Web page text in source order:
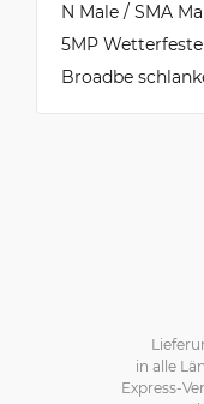
N Male / SMA
5MP
Broadbe
in alle
Express-